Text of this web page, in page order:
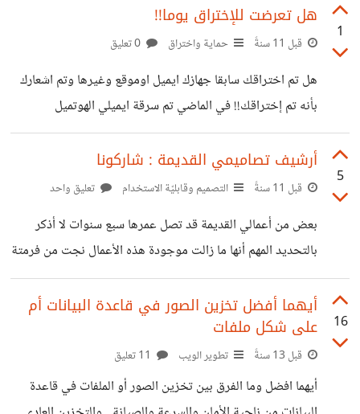
خوارزميات واستخدام الذكاء الصناعي لتطبيق يصل الى مستوى
يقارب الترجمة البشرية. هل هناك إمكانية لفعله؟
1
هل تعرضت للإختراق يوما!!
قبل 11 سنةً حماية واختراق
هل تم اختراقك سابقا جهازك ايميل اوموقع وغيرها وتم اشعارك
بأنه تم إختراقك!! في الماضي تم سرقة ايميلي الهوتميل
وايميلات اصدقائي من قبل هواي صغير وكان يتبجح بفعلته
وكنت اراسله عبر الماسنجر وهو يستعمل ايميلي المسروق
وعرفت انه يستعمل ثغرة ايميل البديل كان الهوتميل يعاني منها
ولله الحمد :).... وماذا عنك ؟
5
أرشيف تصاميمي القديمة : شاركونا
قبل 11 سنةً التصميم وقابليّة الاستخدام تعليق واحد
بعض من أعمالي القديمة قد تصل عمرها سبع سنوات لا أذكر
بالتحديد المهم أنها ما زالت موجودة هذه الأعمال نجت من فرمتة
الهاردسك بالخطأ عدة مرات إما ببرامج الاستعادة أو مخزنة في
بعض المواقع أحد التصاميم اعتقدت انه اختفى للأبد لكني سعيد
أن وجدته اليوم في أحد المواقع تخزين الصور
http://www10.0zz0.com/2015/04/03/00/577799
739.jpg
http://www10.0zz0.com/2015/04/03/00/788813
16
أيهما أفضل تخزين الصور في قاعدة البيانات أم
على شكل ملفات
قبل 13 سنةً تطوير الويب
أيهما افضل وما الفرق بين تخزين الصور أو الملفات في قاعدة